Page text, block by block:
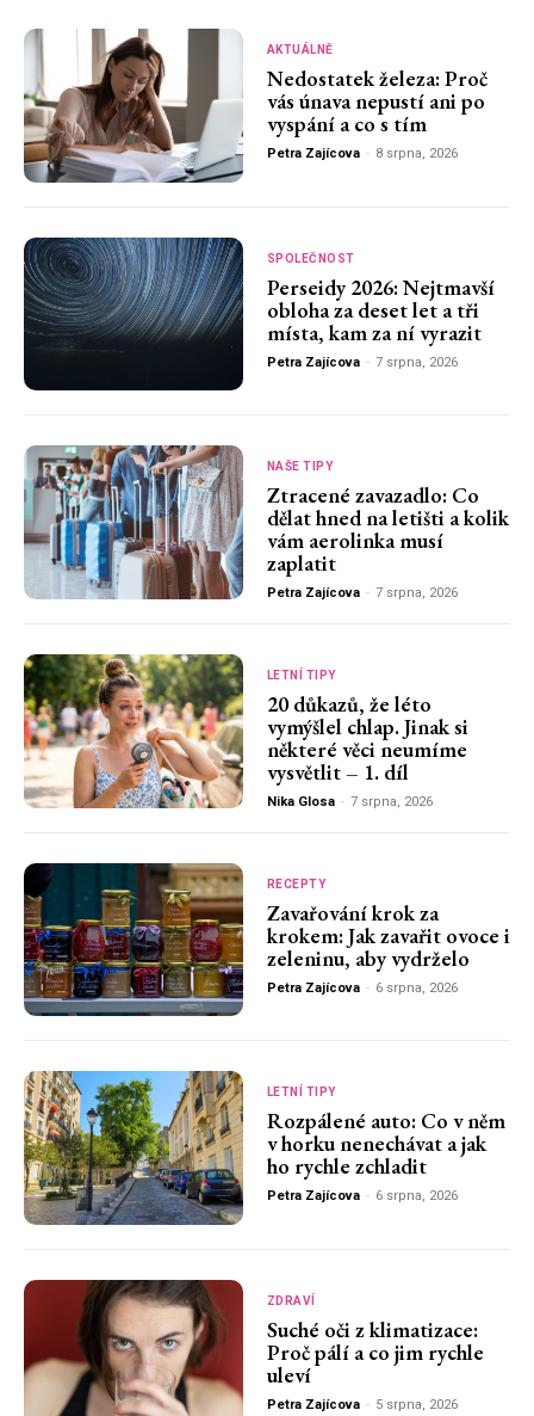
AKTUÁLNĚ
Nedostatek železa: Proč
vás únava nepustí ani po
vyspání a co s tím
Petra Zajícova - 8 srpna, 2026
SPOLEČNOST
Perseidy 2026: Nejtmavší
obloha za deset let a tři
místa, kam za ní vyrazit
Petra Zajícova - 7 srpna, 2026
NAŠE TIPY
Ztracené zavazadlo: Co
dělat hned na letišti a kolik
vám aerolinka musí
zaplatit
Petra Zajícova - 7 srpna, 2026
LETNÍ TIPY
20 důkazů, že léto
vymýšlel chlap. Jinak si
některé věci neumíme
vysvětlit – 1. díl
Nika Glosa - 7 srpna, 2026
RECEPTY
Zavařování krok za
krokem: Jak zavařit ovoce i
zeleninu, aby vydrželo
Petra Zajícova - 6 srpna, 2026
LETNÍ TIPY
Rozpálené auto: Co v něm
v horku nenechávat a jak
ho rychle zchladit
Petra Zajícova - 6 srpna, 2026
ZDRAVÍ
Suché oči z klimatizace:
Proč pálí a co jim rychle
uleví
Petra Zajícova - 5 srpna, 2026